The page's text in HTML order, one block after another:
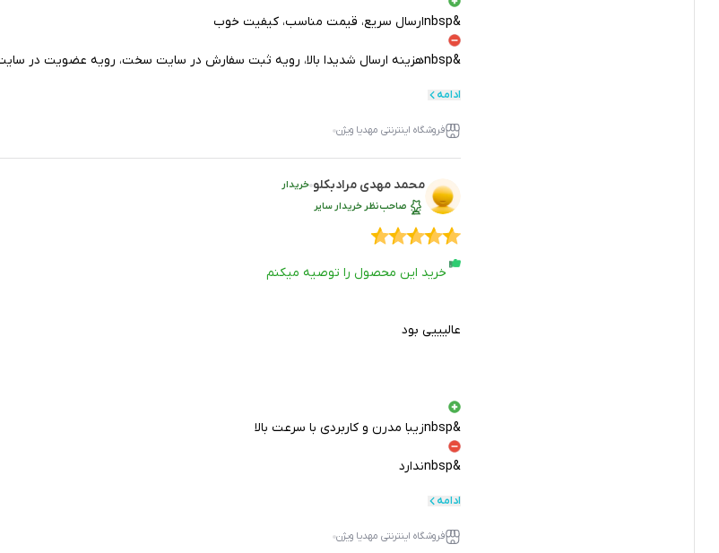
&nbspارسال سریع، قیمت مناسب، کیفیت خوب
&nbspهزینه ارسال شدیدا بالا، رویه ثبت سفارش در سایت سخت، رویه عضویت در سایت سخت
ادامه
فروشگاه اینترنتی مهدیا ویژن
محمد مهدی مرادبکلو خریدار
صاحب‌نظر خریدار سایر
خرید این محصول را توصیه میکنم
عالیییی بود
&nbspزیبا مدرن و کاربردی با سرعت بالا
&nbspندارد
ادامه
فروشگاه اینترنتی مهدیا ویژن